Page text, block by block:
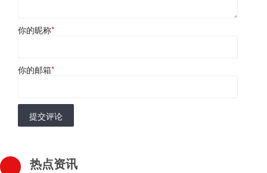
你的昵称*
你的邮箱*
提交评论
热点资讯